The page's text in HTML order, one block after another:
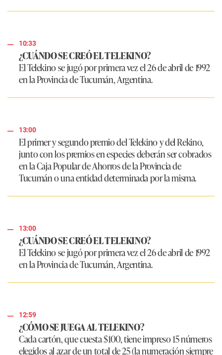
10:33
¿CUÁNDO SE CREÓ EL TELEKINO?
El Telekino se jugó por primera vez el 26 de abril de 1992
en la Provincia de Tucumán, Argentina.
13:00
El primer y segundo premio del Telekino y del Rekino,
junto con los premios en especies deberán ser cobrados
en la Caja Popular de Ahorros de la Provincia de
Tucumán o una entidad determinada por la misma.
13:00
¿CUÁNDO SE CREÓ EL TELEKINO?
El Telekino se jugó por primera vez el 26 de abril de 1992
en la Provincia de Tucumán, Argentina.
12:59
¿CÓMO SE JUEGA AL TELEKINO?
Cada cartón, que cuesta $100, tiene impreso 15 números
elegidos al azar de un total de 25 (la numeración siempre